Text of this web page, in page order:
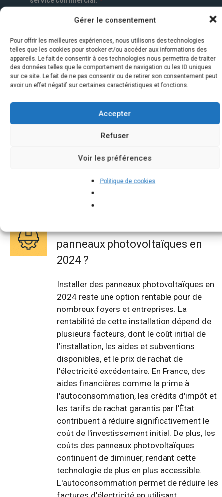
Gérer le consentement
Pour offrir les meilleures expériences, nous utilisons des technologies
telles que les cookies pour stocker et/ou accéder aux informations des
appareils. Le fait de consentir à ces technologies nous permettra de traiter
des données telles que le comportement de navigation ou les ID uniques
sur ce site. Le fait de ne pas consentir ou de retirer son consentement peut
avoir un effet négatif sur certaines caractéristiques et fonctions.
Accepter
Refuser
Voir les préférences
Politique de cookies
Quelques infos sur nos centrales
solaires : questions et réponses
panneaux photovoltaïques en
2024 ?
Installer des panneaux photovoltaïques en
2024 reste une option rentable pour de
nombreux foyers et entreprises. La
rentabilité de cette installation dépend de
plusieurs facteurs, dont le coût initial de
l'installation, les aides et subventions
disponibles, et le prix de rachat de
l'électricité excédentaire. En France, des
aides financières comme la prime à
l'autoconsommation, les crédits d'impôt et
les tarifs de rachat garantis par l'État
contribuent à réduire significativement le
coût de l'investissement initial. De plus, les
coûts des panneaux photovoltaïques
continuent de diminuer, rendant cette
technologie de plus en plus accessible.
L'autoconsommation permet de réduire les